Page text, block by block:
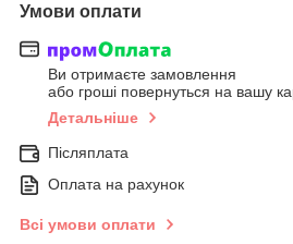
Умови оплати
Ви отримаєте замовлення
або гроші повернуться на вашу
Детальніше
Післяплата
Оплата на рахунок
Всі умови оплати